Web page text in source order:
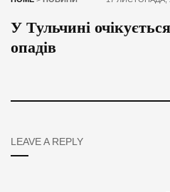
У Тульчині
опадів
LEAVE A REPLY